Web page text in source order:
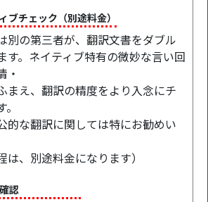
ブチェック（別途料金）
別の第三者が、翻訳文書をダブル
す。ネイティブ特有の微妙な言い回
・
まえ、翻訳の精度をより入念にチ
的な翻訳に関しては特にお勧めい
、別途料金になります）
認